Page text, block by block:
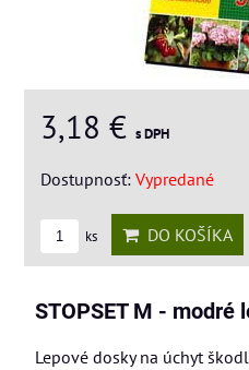
3,18 € s DPH
Dostupnosť: Vypredané
ks DO KOŠÍKA
STOPSET M - modré
Lepové dosky na úchyt